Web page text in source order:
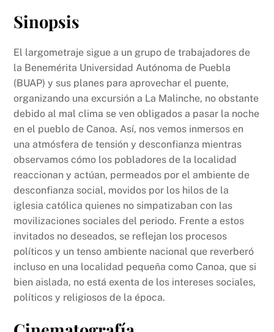
Sinopsis
El largometraje sigue a un grupo de trabajadores de
la Benemérita Universidad Autónoma de Puebla
(BUAP) y sus planes para aprovechar el puente,
organizando una excursión a La Malinche, no obstante
debido al mal clima se ven obligados a pasar la noche
en el pueblo de Canoa. Así, nos vemos inmersos en
una atmósfera de tensión y desconfianza mientras
observamos cómo los pobladores de la localidad
reaccionan y actúan, permeados por el ambiente de
desconfianza social, movidos por los hilos de la
iglesia católica quienes no simpatizaban con las
movilizaciones sociales del periodo. Frente a estos
invitados no deseados, se reflejan los procesos
políticos y un tenso ambiente nacional que reverberó
incluso en una localidad pequeña como Canoa, que si
bien aislada, no está exenta de los intereses sociales,
políticos y religiosos de la época.